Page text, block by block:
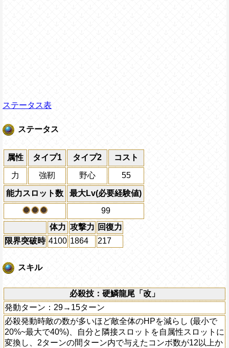
ステータス表
ステータス
属性 タイプ1 タイプ2 コスト
力 強靭 野心 55
能力スロット数
最大Lv(必要経験値)
99
体力 攻撃力 回復力
限界突破時 4100 1864 217
スキル
必殺技：硬鱗龍尾「改」
発動ターン：29→15ターン
必殺発動時敵の数が多いほど敵全体のHPを減らし (最小で
20%~最大で40%)、自分と隣接スロットを自属性スロットに
変換し、2ターンの間ターン内で与えたコンボ数が12以上か